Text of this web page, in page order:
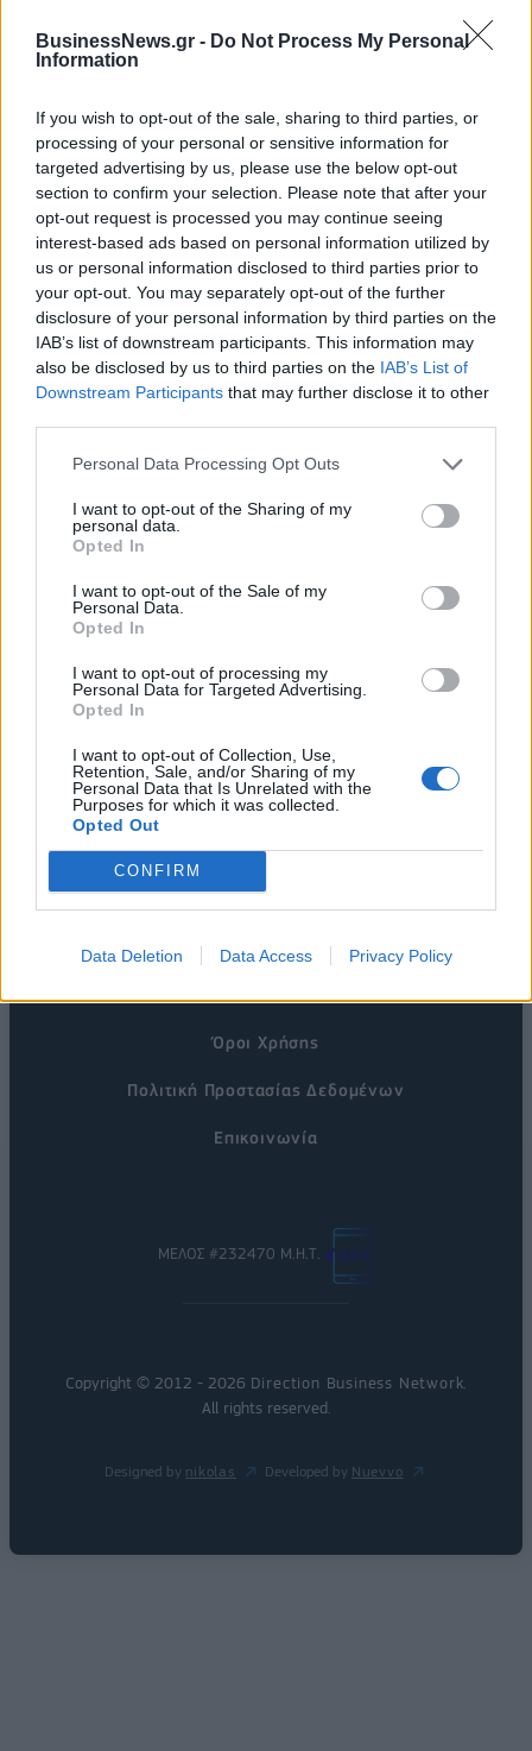
BusinessNews.gr - Do Not Process My Personal
Information
If you wish to opt-out of the sale, sharing to third parties, or
processing of your personal or sensitive information for
targeted advertising by us, please use the below opt-out
section to confirm your selection. Please note that after your
opt-out request is processed you may continue seeing
interest-based ads based on personal information utilized by
us or personal information disclosed to third parties prior to
your opt-out. You may separately opt-out of the further
disclosure of your personal information by third parties on the
IAB’s list of downstream participants. This information may
also be disclosed by us to third parties on the IAB’s List of
Downstream Participants that may further disclose it to other
Personal Data Processing Opt Outs
I want to opt-out of the Sharing of my
personal data.
Opted In
I want to opt-out of the Sale of my
Personal Data.
Opted In
I want to opt-out of processing my
Personal Data for Targeted Advertising.
Opted In
I want to opt-out of Collection, Use,
Retention, Sale, and/or Sharing of my
Personal Data that Is Unrelated with the
Purposes for which it was collected.
Opted Out
CONFIRM
Data Deletion Data Access Privacy Policy
05/08/2026 - 05:39
Η Chery επενδύει 75 εκατ. δολάρια
στην KG Mobility
04/08/2026 - 09:24
esteticamagazine.gr
“Kokoon Loutraki Coast”
28/07/2026 - 12:07
esteticamagazine.gr
Aveda I One for All Leave in Elixir
Η Εταιρεία
Ταυτότητα
Όροι Χρήσης
Πολιτική Προστασίας Δεδομένων
Επικοινωνία
ΜΕΛΟΣ #232470 Μ.Η.Τ.
Copyright © 2012 - 2026 Direction Business Network
All rights reserved.
Designed by nikolas Developed by Nuevvo